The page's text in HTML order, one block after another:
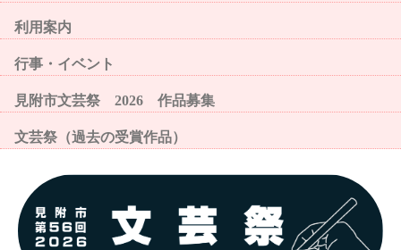
利用案内
行事・イベント
見附市文芸祭 2026 作品募集
文芸祭（過去の受賞作品）